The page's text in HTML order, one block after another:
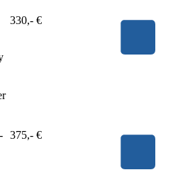
330,- €
375,- €